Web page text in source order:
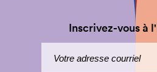
Inscrivez-vous à